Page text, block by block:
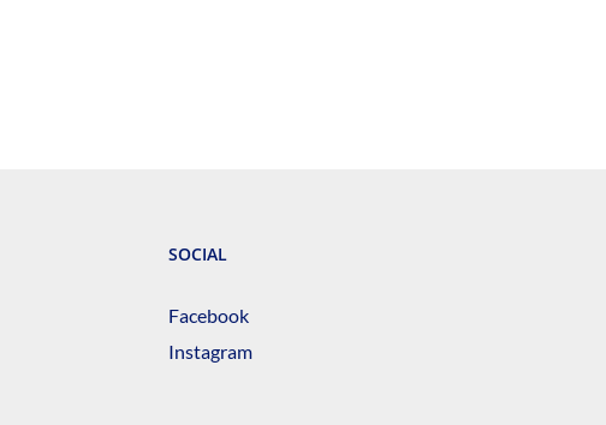
SOCIAL
Facebook
Instagram